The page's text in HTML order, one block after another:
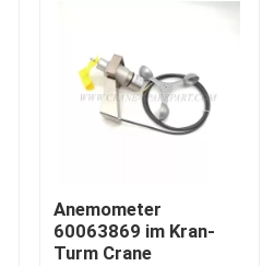
Anemometer
60063869 im Kran-
Turm Crane